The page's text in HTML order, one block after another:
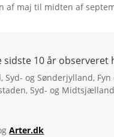
af maj til midten af
sidste 10 år observeret
og Sønderjylland, Fyn
Syd- og
Arter.dk